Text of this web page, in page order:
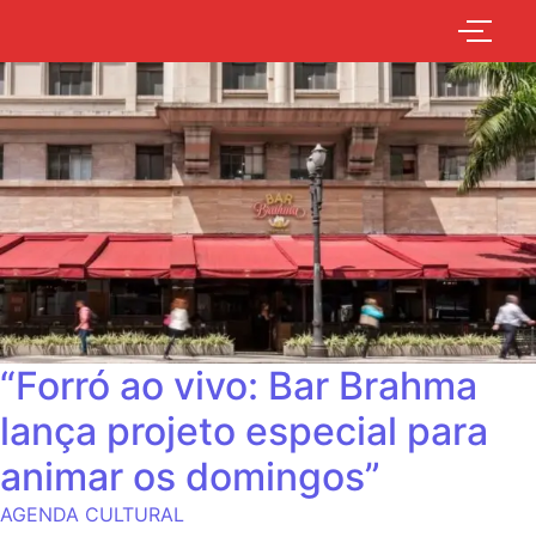
“Forró ao vivo: Bar Brahma
lança projeto especial para
animar os domingos”
AGENDA CULTURAL